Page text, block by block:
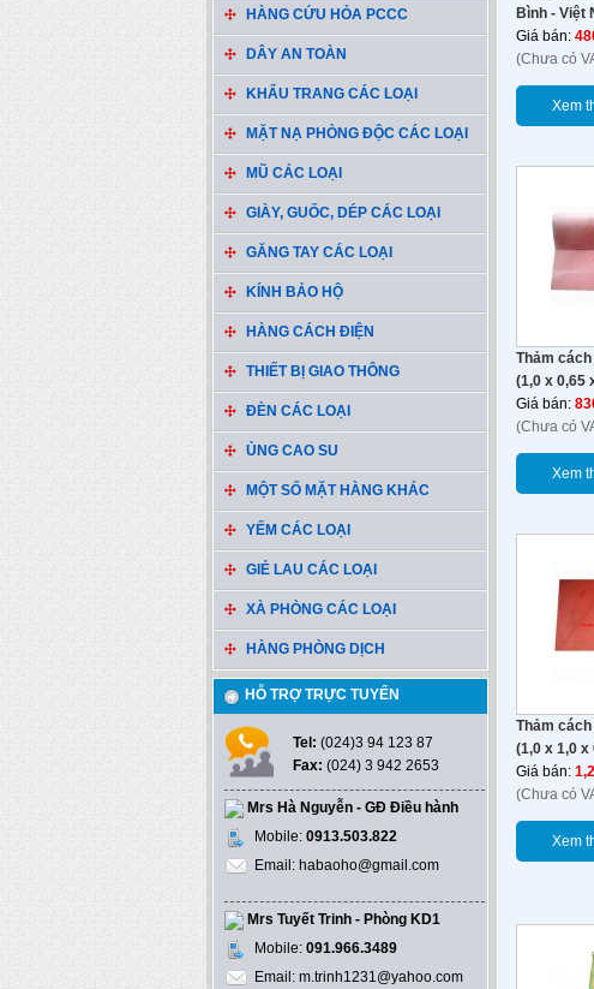
HÀNG CỨU HỎA PCCC
DÂY AN TOÀN
KHẨU TRANG CÁC LOẠI
MẶT NẠ PHÒNG ĐỘC CÁC LOẠI
MŨ CÁC LOẠI
GIÀY, GUỐC, DÉP CÁC LOẠI
GĂNG TAY CÁC LOẠI
KÍNH BẢO HỘ
HÀNG CÁCH ĐIỆN
THIẾT BỊ GIAO THÔNG
ĐÈN CÁC LOẠI
ỦNG CAO SU
MỘT SỐ MẶT HÀNG KHÁC
YẾM CÁC LOẠI
GIẺ LAU CÁC LOẠI
XÀ PHÒNG CÁC LOẠI
HÀNG PHÒNG DỊCH
HỖ TRỢ TRỰC TUYẾN
Tel: (024)3 94 123 87
Fax: (024) 3 942 2653
Mrs Hà Nguyễn - GĐ Điều hành
Mobile: 0913.503.822
Email: habaoho@gmail.com
Mrs Tuyết Trinh - Phòng KD1
Mobile: 091.966.3489
Email: m.trinh1231@yahoo.com
Bình - Việt
Giá bán:
(Chưa có
Xem
Thảm cách
(1,0 x 0,65
Giá bán:
(Chưa có
Xem
Thảm cách
(1,0 x 1,0 x
Giá bán:
(Chưa có
Xem